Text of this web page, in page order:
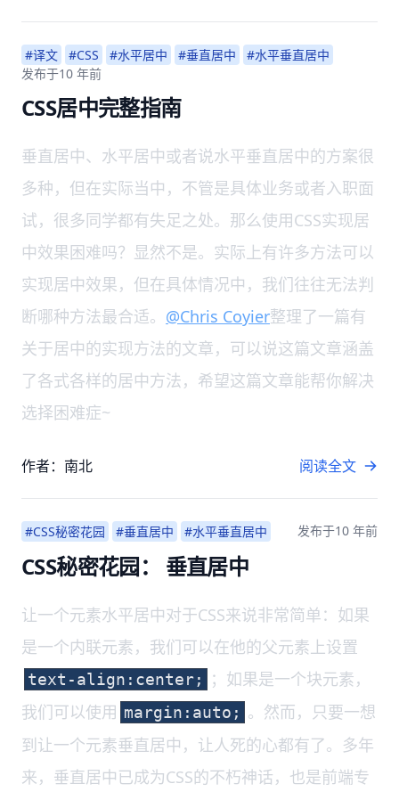
#译文 #CSS #水平居中 #垂直居中
#水平垂直居中
发布于10 年前
CSS居中完整指南
垂直居中、水平居中或者说水平垂直居中的方案很
多种，但在实际当中，不管是具体业务或者入职面
试，很多同学都有失足之处。那么使用CSS实现居
中效果困难吗？显然不是。实际上有许多方法可以
实现居中效果，但在具体情况中，我们往往无法判
断哪种方法最合适。 @Chris Coyier整理了一篇有
关于居中的实现方法的文章，可以说这篇文章涵盖
了各式各样的居中方法，希望这篇文章能帮你解决
选择困难症~
作者：南北 阅读全文
#CSS秘密花园 #垂直居中 #水平垂直居中 发布于10 年前
CSS秘密花园： 垂直居中
让一个元素水平居中对于CSS来说非常简单：如果
是一个内联元素，我们可以在他的父元素上设置
text-align:center;
；如果是一个块元素，
我们可以使用 margin:auto; 。然而，只要一想
到让一个元素垂直居中，让人死的心都有了。多年
来，垂直居中已成为CSS的不朽神话，也是前端专